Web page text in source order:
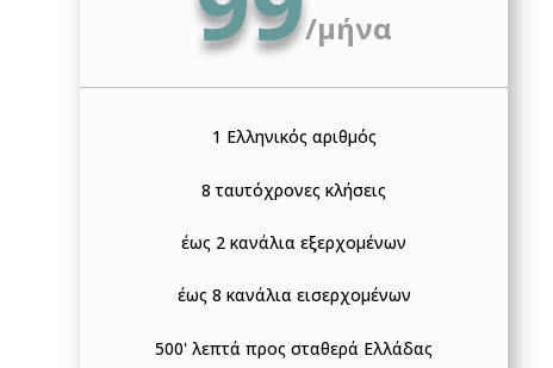
/μήνα
1 Ελληνικός αριθμός
8 ταυτόχρονες κλήσεις
έως 2 κανάλια εξερχομένων
έως 8 κανάλια εισερχομένων
500' λεπτά προς σταθερά Ελλάδας